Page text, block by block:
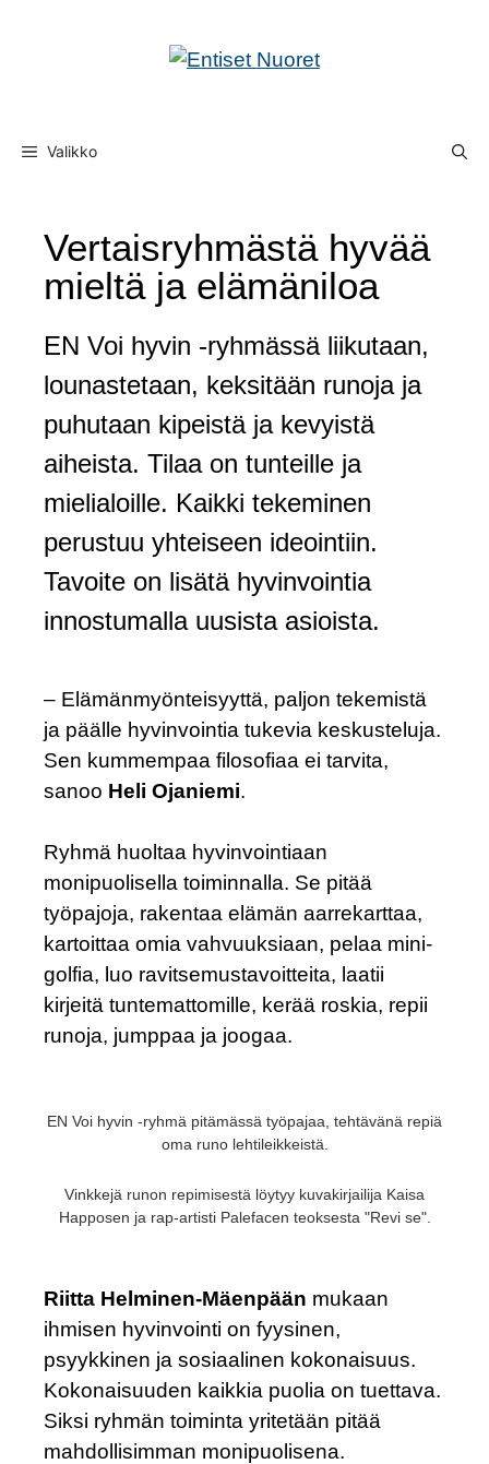
Valikko
Vertaisryhmästä hyvää
mieltä ja elämäniloa
EN Voi hyvin -ryhmässä liikutaan,
lounastetaan, keksitään runoja ja
puhutaan kipeistä ja kevyistä
aiheista. Tilaa on tunteille ja
mielialoille. Kaikki tekeminen
perustuu yhteiseen ideointiin.
Tavoite on lisätä hyvinvointia
innostumalla uusista asioista.
– Elämänmyönteisyyttä, paljon tekemistä
ja päälle hyvinvointia tukevia keskusteluja.
Sen kummempaa filosofiaa ei tarvita,
sanoo Heli Ojaniemi.
Ryhmä huoltaa hyvinvointiaan
monipuolisella toiminnalla. Se pitää
työpajoja, rakentaa elämän aarrekarttaa,
kartoittaa omia vahvuuksiaan, pelaa mini-
golfia, luo ravitsemustavoitteita, laatii
kirjeitä tuntemattomille, kerää roskia, repii
runoja, jumppaa ja joogaa.
EN Voi hyvin -ryhmä pitämässä työpajaa, tehtävänä repiä
oma runo lehtileikkeistä.
Vinkkejä runon repimisestä löytyy kuvakirjailija Kaisa
Happosen ja rap-artisti Palefacen teoksesta "Revi se".
Riitta Helminen-Mäenpään mukaan
ihmisen hyvinvointi on fyysinen,
psyykkinen ja sosiaalinen kokonaisuus.
Kokonaisuuden kaikkia puolia on tuettava.
Siksi ryhmän toiminta yritetään pitää
mahdollisimman monipuolisena.